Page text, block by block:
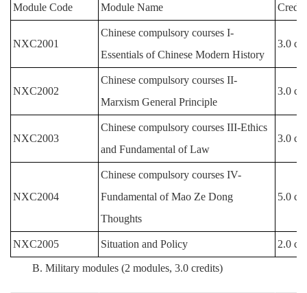
Module Code Module Name Credit
NXC2001
Chinese compulsory courses I-
Essentials of Chinese Modern History
3.0
NXC2002
Chinese compulsory courses II-
Marxism General Principle
3.0
NXC2003
Chinese compulsory courses III-Ethics
and Fundamental of Law
3.0
NXC2004
Chinese compulsory courses IV-
Fundamental of Mao Ze Dong
Thoughts
5.0
NXC2005 Situation and Policy 2.0
B. Military modules (2 modules, 3.0 credits)